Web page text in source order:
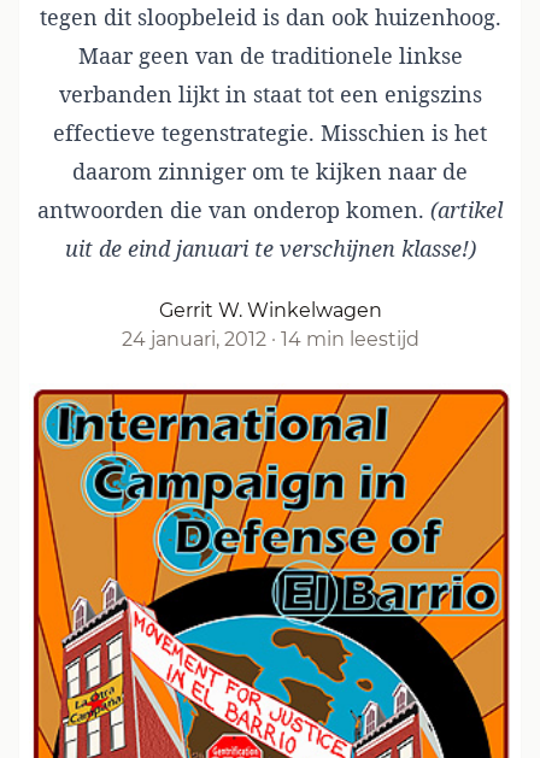
tegen dit sloopbeleid is dan ook huizenhoog.
Maar geen van de traditionele linkse
verbanden lijkt in staat tot een enigszins
effectieve tegenstrategie. Misschien is het
daarom zinniger om te kijken naar de
antwoorden die van onderop komen. (artikel
uit de eind januari te verschijnen klasse!)
Gerrit W. Winkelwagen
24 januari, 2012 · 14 min leestijd